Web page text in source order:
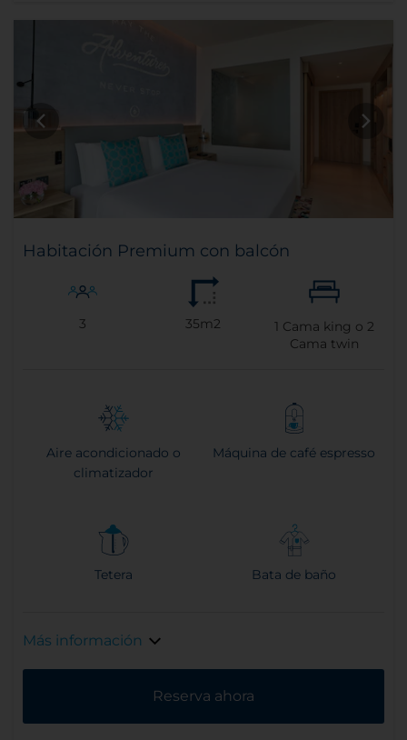
Habitación Premium con balcón
3 35m2 1 Cama king o 2
Cama twin
Aire acondicionado o
climatizador
Máquina de café espresso
Tetera Bata de baño
Más información
Reserva ahora